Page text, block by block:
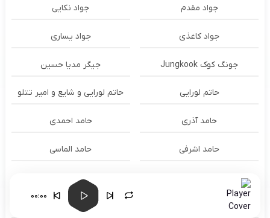
جواد مقدم جواد نکایی
جواد کاغذی جواد یساری
جونگ کوک Jungkook جیگر مدیا حسین
حاتم لورایی حاتم لورایی و شایع و امیر تتلو
حامد آذری حامد احمدی
حامد اشرفی حامد الماسی
حامد برزگری
حامد جعفری
00:00